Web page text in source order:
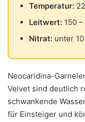
Temperatur:
Leitwert: 150
Nitrat: unter
Neocaridina-
Velvet sind deutlich
schwankende
für Einsteiger und